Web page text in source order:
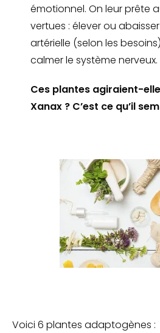
émotionnel. On leur prête
vertues : élever ou
artérielle (selon les
calmer le système nerveux.
Ces plantes agiraient-
Xanax ? C’est ce qu’il
Voici 6 plantes adaptogènes :